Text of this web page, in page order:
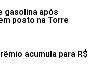
gasolina após
posto na Torre
acumula para R$